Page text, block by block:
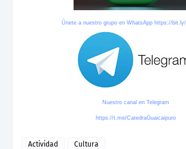
Únete a nuestro grupo en WhatsApp https://bit.ly/
Nuestro canal en Telegram
https://t.me/CatedraGuaicaipuro
Actividad Cultura